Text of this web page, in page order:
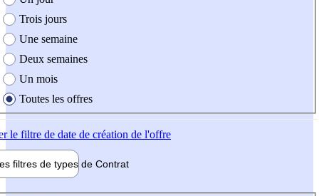
Trois jours
Une semaine
Deux semaines
Un mois
Toutes les offres
le filtre de date de création de l'offre
filtres de types de Contrat